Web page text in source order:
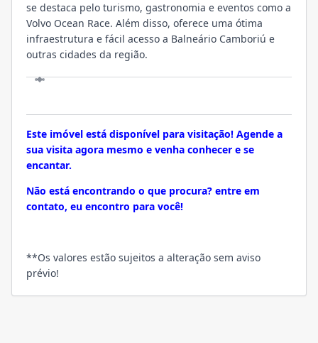
se destaca pelo turismo, gastronomia e eventos como a
Volvo Ocean Race. Além disso, oferece uma ótima
infraestrutura e fácil acesso a Balneário Camboriú e
outras cidades da região.
Este imóvel está disponível para visitação! Agende a
sua visita agora mesmo e venha conhecer e se
encantar.
Não está encontrando o que procura? entre em
contato, eu encontro para você!
**Os valores estão sujeitos a alteração sem aviso
prévio!